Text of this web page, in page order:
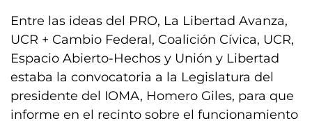
Entre las ideas del PRO, La Libertad Avanza,
UCR + Cambio Federal, Coalición Cívica, UCR,
Espacio Abierto-Hechos y Unión y Libertad
estaba la convocatoria a la Legislatura del
presidente del IOMA, Homero Giles, para que
informe en el recinto sobre el funcionamiento